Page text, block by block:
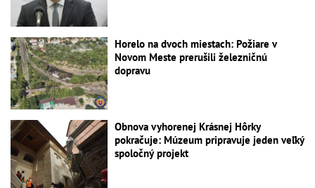
Horelo na dvoch miestach: Požiare v
Novom Meste prerušili železničnú
dopravu
Obnova vyhorenej Krásnej Hôrky
pokračuje: Múzeum pripravuje jeden veľký
spoločný projekt